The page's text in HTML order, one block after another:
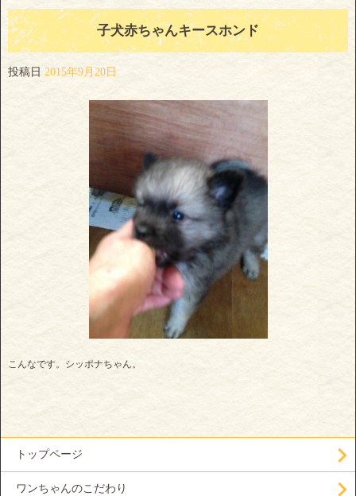
子犬赤ちゃんキースホンド
投稿日 2015年9月20日
こんなです。シッポナちゃん。
トップページ
ワンちゃんのこだわり